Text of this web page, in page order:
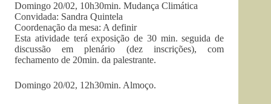
Domingo 20/02, 10h30min. Mudança Climática
Convidada: Sandra Quintela
Coordenação da mesa: A definir
Esta atividade terá exposição de 30 min. seguida de
discussão em plenário (dez inscrições), com
fechamento de 20min. da palestrante.
Domingo 20/02, 12h30min. Almoço.